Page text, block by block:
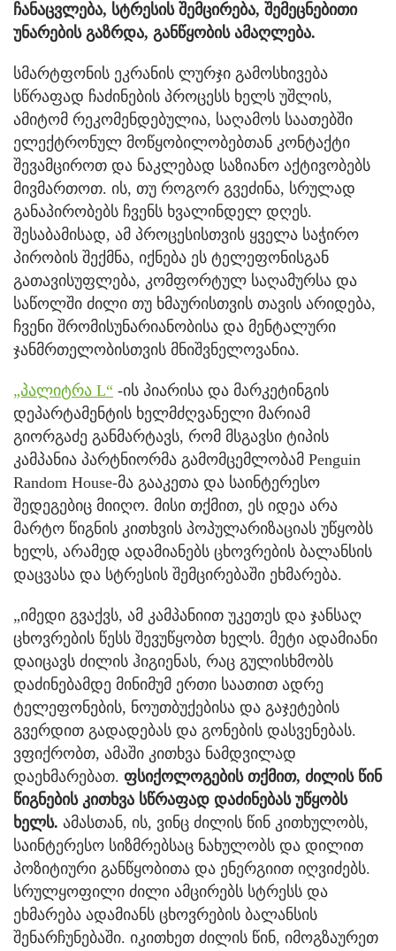
ჩანაცვლება, სტრესის შემცირება, შემეცნებითი
უნარების გაზრდა, განწყობის ამაღლება.
სმარტფონის ეკრანის ლურჯი გამოსხივება
სწრაფად ჩაძინების პროცესს ხელს უშლის,
ამიტომ რეკომენდებულია, საღამოს საათებში
ელექტრონულ მოწყობილობებთან კონტაქტი
შევამციროთ და ნაკლებად საზიანო აქტივობებს
მივმართოთ. ის, თუ როგორ გვეძინა, სრულად
განაპირობებს ჩვენს ხვალინდელ დღეს.
შესაბამისად, ამ პროცესისთვის ყველა საჭირო
პირობის შექმნა, იქნება ეს ტელეფონისგან
გათავისუფლება, კომფორტულ საღამურსა და
საწოლში ძილი თუ ხმაურისთვის თავის არიდება,
ჩვენი შრომისუნარიანობისა და მენტალური
ჯანმრთელობისთვის მნიშვნელოვანია.
„პალიტრა L“ -ის პიარისა და მარკეტინგის
დეპარტამენტის ხელმძღვანელი მარიამ
გიორგაძე განმარტავს, რომ მსგავსი ტიპის
კამპანია პარტნიორმა გამომცემლობამ Penguin
Random House-მა გააკეთა და საინტერესო
შედეგებიც მიიღო. მისი თქმით, ეს იდეა არა
მარტო წიგნის კითხვის პოპულარიზაციას უწყობს
ხელს, არამედ ადამიანებს ცხოვრების ბალანსის
დაცვასა და სტრესის შემცირებაში ეხმარება.
„იმედი გვაქვს, ამ კამპანიით უკეთეს და ჯანსაღ
ცხოვრების წესს შევუწყობთ ხელს. მეტი ადამიანი
დაიცავს ძილის ჰიგიენას, რაც გულისხმობს
დაძინებამდე მინიმუმ ერთი საათით ადრე
ტელეფონების, ნოუთბუქებისა და გაჯეტების
გვერდით გადადებას და გონების დასვენებას.
ვფიქრობთ, ამაში კითხვა ნამდვილად
დაეხმარებათ. ფსიქოლოგების თქმით, ძილის წინ
წიგნების კითხვა სწრაფად დაძინებას უწყობს
ხელს. ამასთან, ის, ვინც ძილის წინ კითხულობს,
საინტერესო სიზმრებსაც ნახულობს და დილით
პოზიტიური განწყობითა და ენერგიით იღვიძებს.
სრულყოფილი ძილი ამცირებს სტრესს და
ეხმარება ადამიანს ცხოვრების ბალანსის
შენარჩუნებაში. იკითხეთ ძილის წინ, იმოგზაურეთ